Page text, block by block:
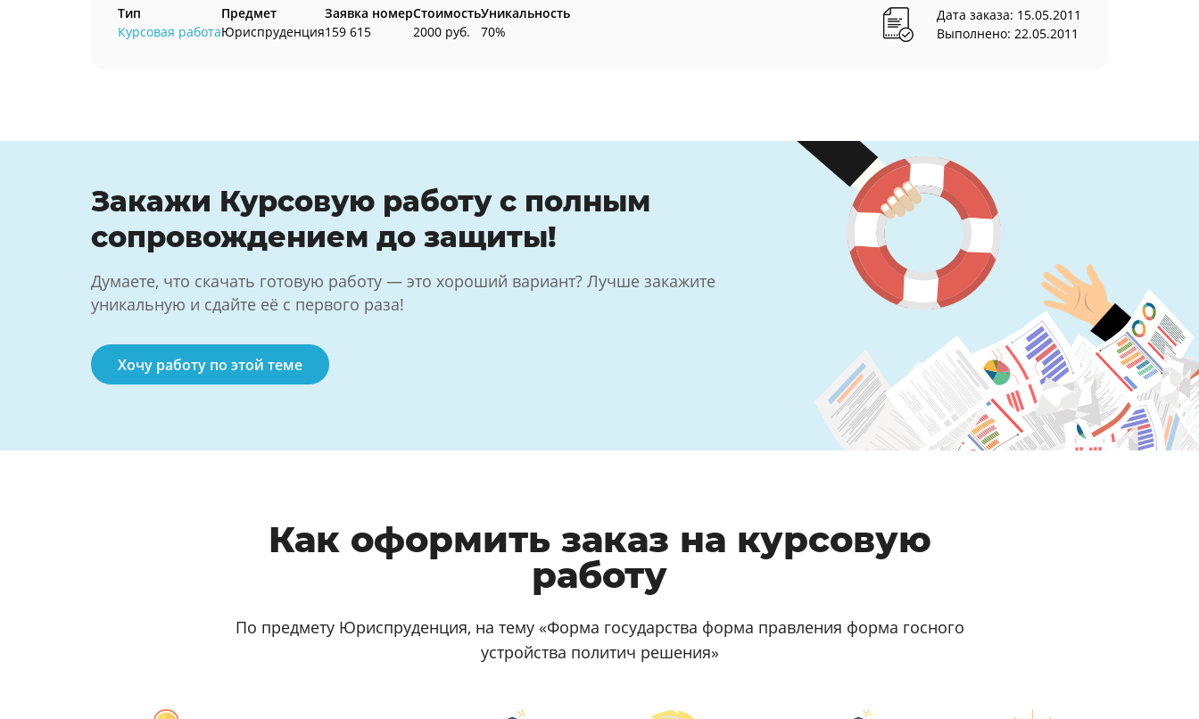
Тип
Курсовая работа
Предмет
Юриспруденция
Заявка номер
159 615
Стоимость
2000 руб.
Уникальность
70%
Дата заказа: 15.05.2011
Выполнено: 22.05.2011
Закажи Курсовую работу с полным
сопровождением до защиты!
Думаете, что скачать готовую работу — это хороший вариант? Лучше закажите
уникальную и сдайте её с первого раза!
Хочу работу по этой теме
Как оформить заказ на курсовую
работу
По предмету Юриспруденция, на тему «Форма государства форма правления форма госного
устройства политич решения»